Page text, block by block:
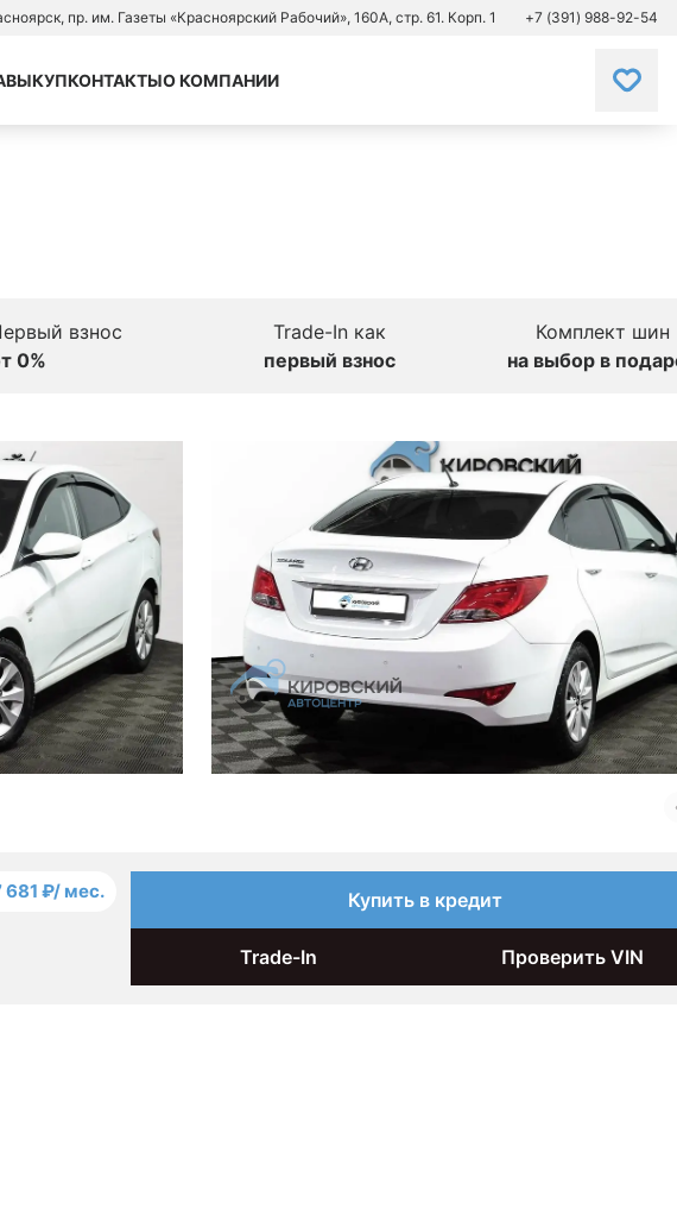
пр. им. Газеты «Красноярский Рабочий», 160А, стр. 61. Корп. 1 +7 (391) 988-92-54
ВЫКУПКОНТАКТЫО КОМПАНИИ
взнос
0%
Trade-In как
первый взнос
Комплект шин
на выбор в
681 ₽/ мес. Купить в кредит
Trade-In Проверить VIN